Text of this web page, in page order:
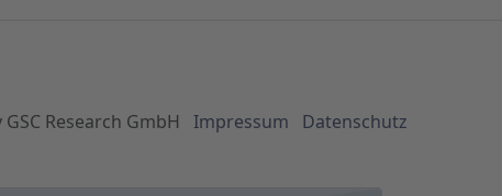
Research GmbH Impressum Datenschutz